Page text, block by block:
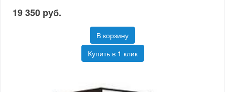
19 350 руб.
В корзину
Купить в 1 клик